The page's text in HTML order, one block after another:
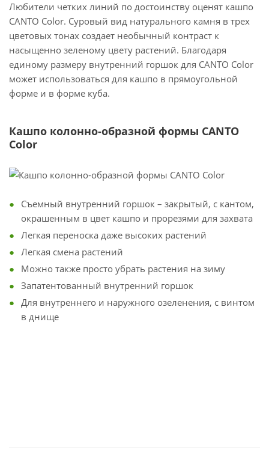
Любители четких линий по достоинству оценят кашпо
CANTO Color. Суровый вид натурального камня в трех
цветовых тонах создает необычный контраст к
насыщенно зеленому цвету растений. Благодаря
единому размеру внутренний горшок для CANTO Color
может использоваться для кашпо в прямоугольной
форме и в форме куба.
Кашпо колонно-образной формы CANTO
Color
Съемный внутренний горшок – закрытый, с кантом,
окрашенным в цвет кашпо и прорезями для захвата
Легкая переноска даже высоких растений
Легкая смена растений
Можно также просто убрать растения на зиму
Запатентованный внутренний горшок
Для внутреннего и наружного озеленения, с винтом
в днище